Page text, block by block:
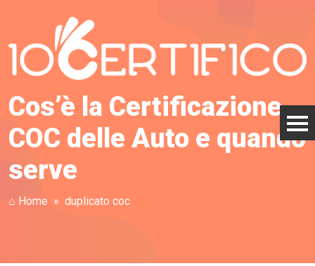
Cos’è la Certificazione
COC delle Auto e quando
serve
⌂ Home duplicato coc